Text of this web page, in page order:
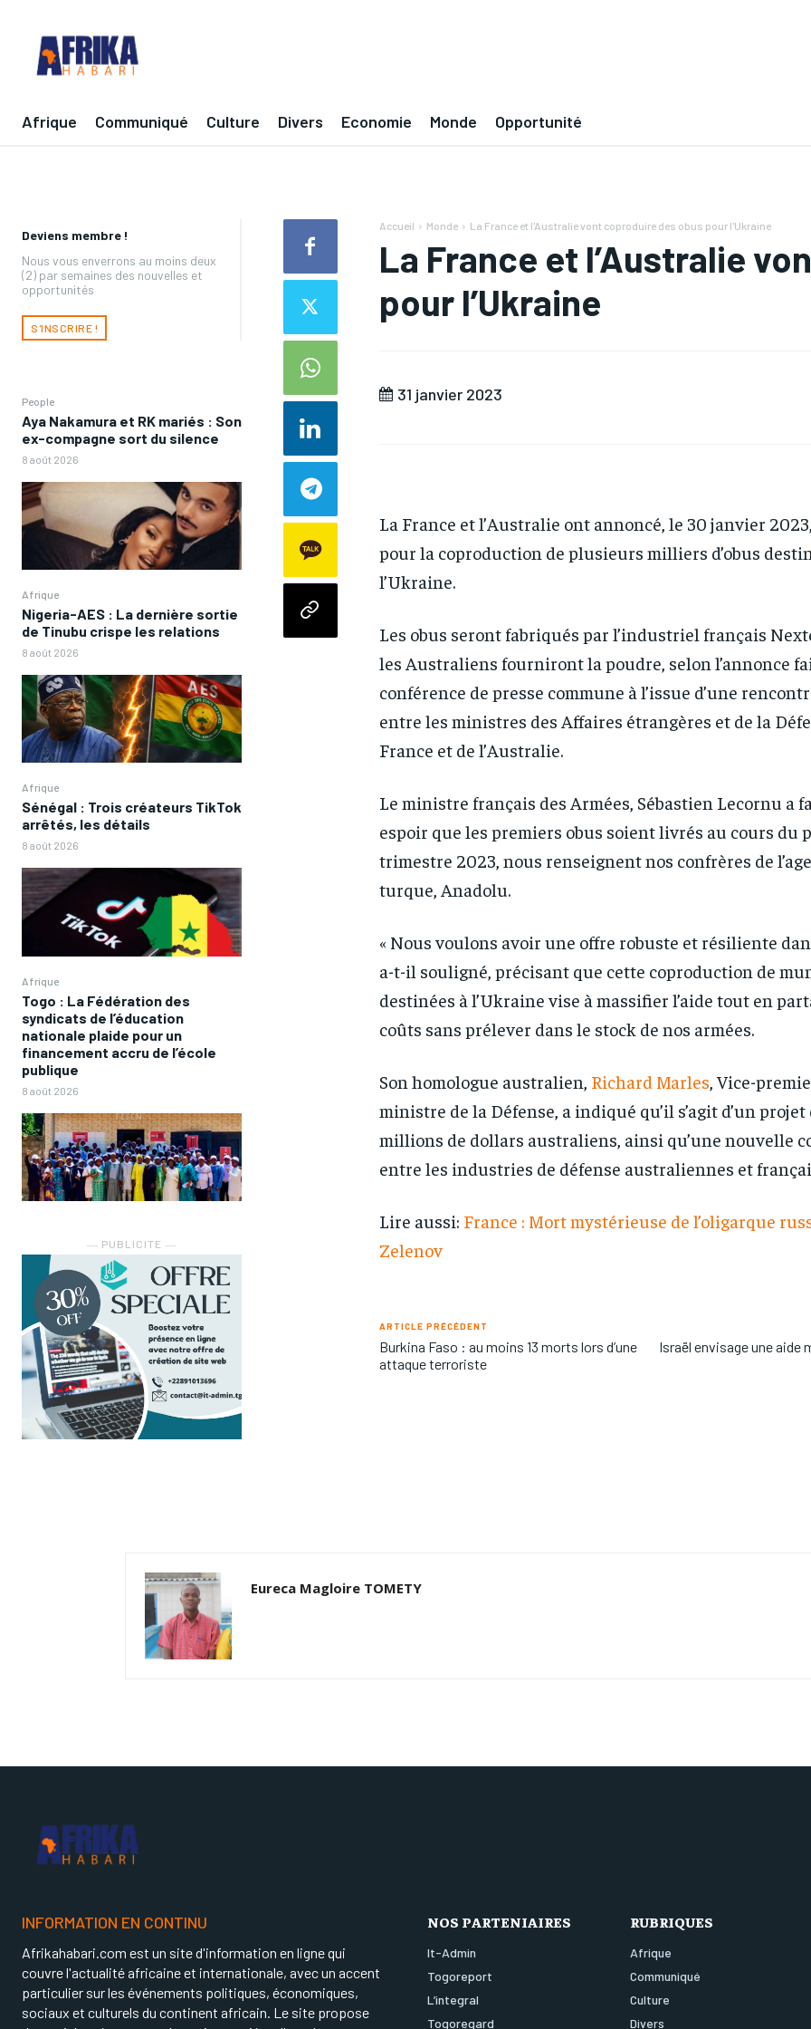
FOREVER
Sign up with just an email address and you
RECOMMENDED
1-YEAR
/ year
By
every
FOREVER
Sign up with just an email address and you
RECOMMENDED
1-YEAR
/ year
By
every
Afrique Communiqué Culture Divers Economie Monde Opportunité
Deviens membre !
Nous vous enverrons au moins deux
(2) par semaines des nouvelles et
opportunités
S'INSCRIRE !
People
Aya Nakamura et RK mariés : Son
ex-compagne sort du silence
8 août 2026
Afrique
Nigeria-AES : La dernière sortie
de Tinubu crispe les relations
8 août 2026
Afrique
Sénégal : Trois créateurs TikTok
arrêtés, les détails
8 août 2026
Afrique
Togo : La Fédération des
syndicats de l’éducation
nationale plaide pour un
financement accru de l’école
publique
8 août 2026
― PUBLICITE ―
Accueil Monde La France et l'Australie vont coproduire des obus pour l'Ukraine
La France et l’Australie
pour l’Ukraine
31 janvier 2023
La France et l’Australie ont annoncé, le 30 janvier
pour la coproduction de plusieurs milliers d’obus
l’Ukraine.
Les obus seront fabriqués par l’industriel français
les Australiens fourniront la poudre, selon l’annonce
conférence de presse commune à l’issue d’une
entre les ministres des Affaires étrangères et de la
France et de l’Australie.
Le ministre français des Armées, Sébastien Lecornu a
espoir que les premiers obus soient livrés au cours du
trimestre 2023, nous renseignent nos confrères de
turque, Anadolu.
« Nous voulons avoir une offre robuste et résiliente
a-t-il souligné, précisant que cette coproduction de
destinées à l’Ukraine vise à massifier l’aide tout en
coûts sans prélever dans le stock de nos armées.
Son homologue australien, Richard Marles , Vice-
ministre de la Défense, a indiqué qu’il s’agit d’un
millions de dollars australiens, ainsi qu’une nouvelle
entre les industries de défense australiennes et
Lire aussi: France : Mort mystérieuse de l’oligarque
Zelenov
ARTICLE PRÉCÉDENT
Burkina Faso : au moins 13 morts lors d’une
attaque terroriste
Israël envisage une aide
Eureca Magloire TOMETY
INFORMATION EN CONTINU
Afrikahabari.com est un site d'information en ligne qui
couvre l'actualité africaine et internationale, avec un accent
particulier sur les événements politiques, économiques,
sociaux et culturels du continent africain. Le site propose
NOS PARTENIAIRES
It-Admin
Togoreport
L’integral
Togoregard
RUBRIQUES
Afrique
Communiqué
Culture
Divers